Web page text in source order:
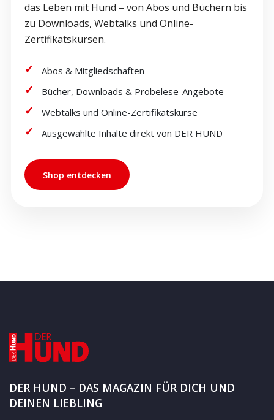
das Leben mit Hund – von Abos und Büchern bis
zu Downloads, Webtalks und Online-
Zertifikatskursen.
Abos & Mitgliedschaften
Bücher, Downloads & Probelese-Angebote
Webtalks und Online-Zertifikatskurse
Ausgewählte Inhalte direkt von DER HUND
Shop entdecken
DER HUND – DAS MAGAZIN FÜR DICH UND
DEINEN LIEBLING